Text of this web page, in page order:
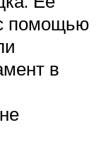
помощью
в